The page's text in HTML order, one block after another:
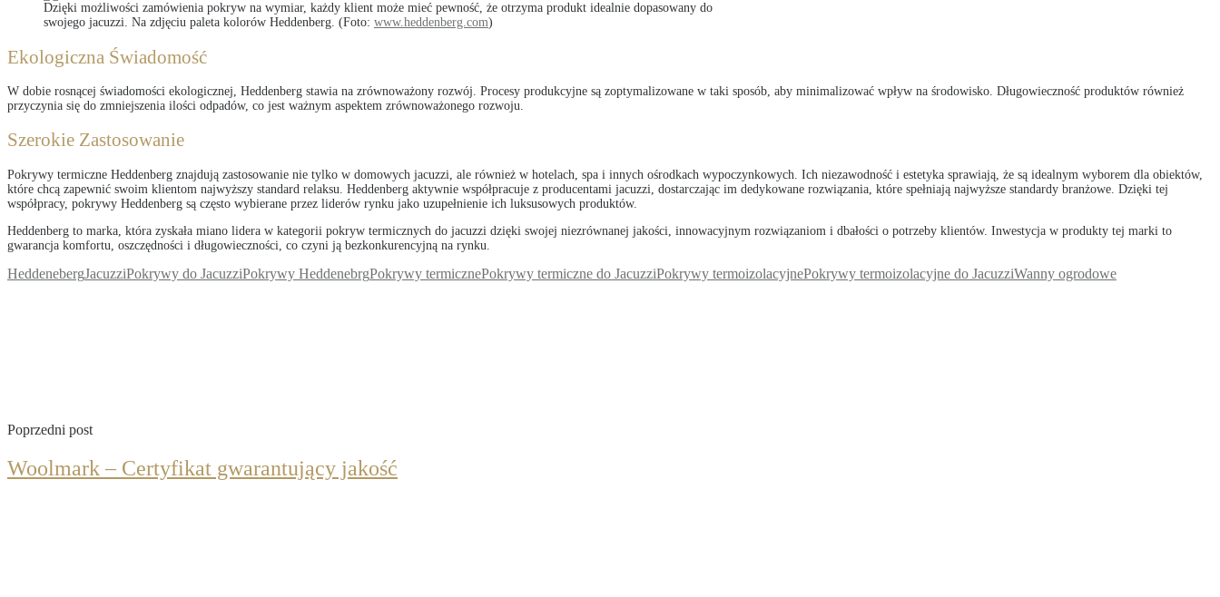
Dzięki możliwości zamówienia pokryw na wymiar, każdy klient może mieć pewność, że otrzyma produkt idealnie dopasowany do
swojego jacuzzi. Na zdjęciu paleta kolorów Heddenberg. (Foto: www.heddenberg.com)
Ekologiczna Świadomość
W dobie rosnącej świadomości ekologicznej, Heddenberg stawia na zrównoważony rozwój. Procesy produkcyjne są zoptymalizowane w taki sposób, aby minimalizować wpływ na środowisko. Długowieczność produktów również
przyczynia się do zmniejszenia ilości odpadów, co jest ważnym aspektem zrównoważonego rozwoju.
Szerokie Zastosowanie
Pokrywy termiczne Heddenberg znajdują zastosowanie nie tylko w domowych jacuzzi, ale również w hotelach, spa i innych ośrodkach wypoczynkowych. Ich niezawodność i estetyka sprawiają, że są idealnym wyborem dla obiektów,
które chcą zapewnić swoim klientom najwyższy standard relaksu. Heddenberg aktywnie współpracuje z producentami jacuzzi, dostarczając im dedykowane rozwiązania, które spełniają najwyższe standardy branżowe. Dzięki tej
współpracy, pokrywy Heddenberg są często wybierane przez liderów rynku jako uzupełnienie ich luksusowych produktów.
Heddenberg to marka, która zyskała miano lidera w kategorii pokryw termicznych do jacuzzi dzięki swojej niezrównanej jakości, innowacyjnym rozwiązaniom i dbałości o potrzeby klientów. Inwestycja w produkty tej marki to
gwarancja komfortu, oszczędności i długowieczności, co czyni ją bezkonkurencyjną na rynku.
HeddenebergJacuzziPokrywy do JacuzziPokrywy HeddenebrgPokrywy termicznePokrywy termiczne do JacuzziPokrywy termoizolacyjnePokrywy termoizolacyjne do JacuzziWanny ogrodowe
Poprzedni post
Woolmark – Certyfikat gwarantujący jakość